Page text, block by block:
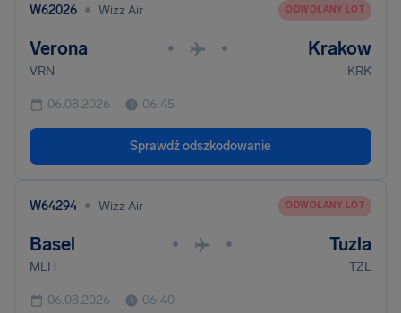
W62026 • Wizz Air ODWOŁANY LOT
Verona • • Krakow
VRN KRK
06.08.2026 06:45
Sprawdź odszkodowanie
W64294 • Wizz Air ODWOŁANY LOT
Basel • • Tuzla
MLH TZL
06.08.2026 06:40